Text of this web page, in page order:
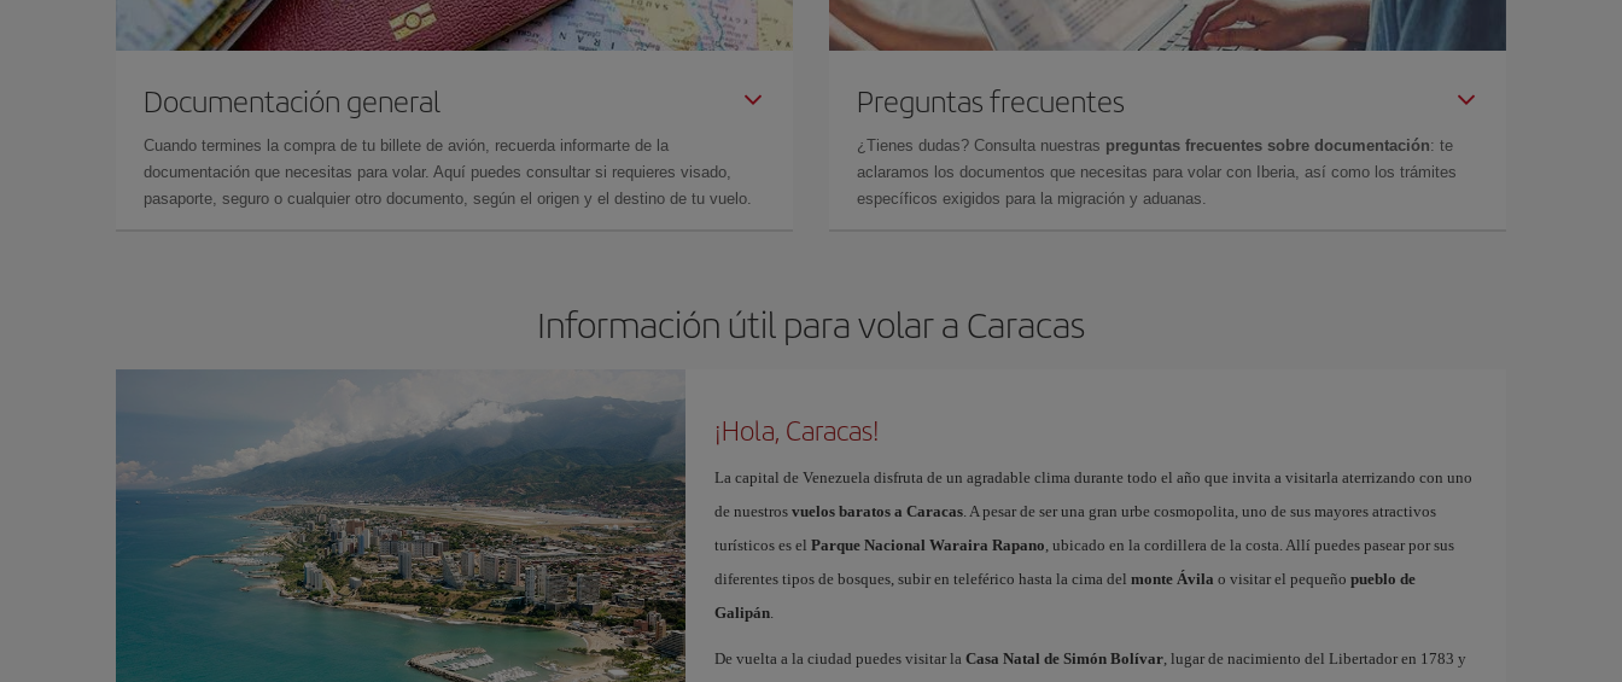
Documentación general
Cuando termines la compra de tu billete de avión, recuerda informarte de la
documentación que necesitas para volar. Aquí puedes consultar si requieres visado,
pasaporte, seguro o cualquier otro documento, según el origen y el destino de tu vuelo.
Preguntas frecuentes
¿Tienes dudas? Consulta nuestras preguntas frecuentes sobre documentación: te
aclaramos los documentos que necesitas para volar con Iberia, así como los trámites
específicos exigidos para la migración y aduanas.
Información útil para volar a Caracas
¡Hola, Caracas!
La capital de Venezuela disfruta de un agradable clima durante todo el año que invita a visitarla aterrizando con uno
de nuestros vuelos baratos a Caracas. A pesar de ser una gran urbe cosmopolita, uno de sus mayores atractivos
turísticos es el Parque Nacional Waraira Rapano, ubicado en la cordillera de la costa. Allí puedes pasear por sus
diferentes tipos de bosques, subir en teleférico hasta la cima del monte Ávila o visitar el pequeño pueblo de
Galipán.
De vuelta a la ciudad puedes visitar la Casa Natal de Simón Bolívar, lugar de nacimiento del Libertador en 1783 y